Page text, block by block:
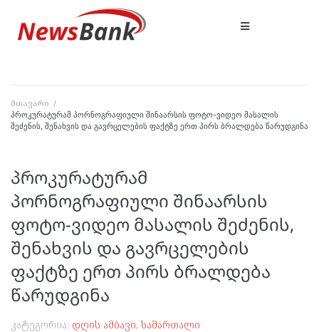
მთავარი /
პროკურატურამ პორნოგრაფიული შინაარსის ფოტო-ვიდეო მასალის
შეძენის, შენახვის და გავრცელების ფაქტზე ერთ პირს ბრალდება წარუდგინა
პროკურატურამ
პორნოგრაფიული შინაარსის
ფოტო-ვიდეო მასალის შეძენის,
შენახვის და გავრცელების
ფაქტზე ერთ პირს ბრალდება
წარუდგინა
კატეგორია: დღის ამბავი, სამართალი